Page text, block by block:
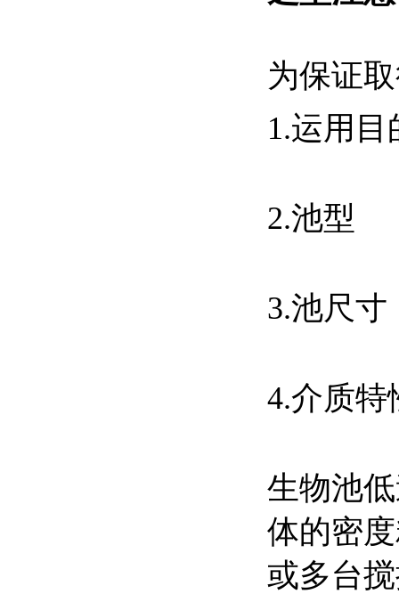
为保证
1.运用
2.池型
3.池尺寸
4.介质
生物池
体的密
或多台